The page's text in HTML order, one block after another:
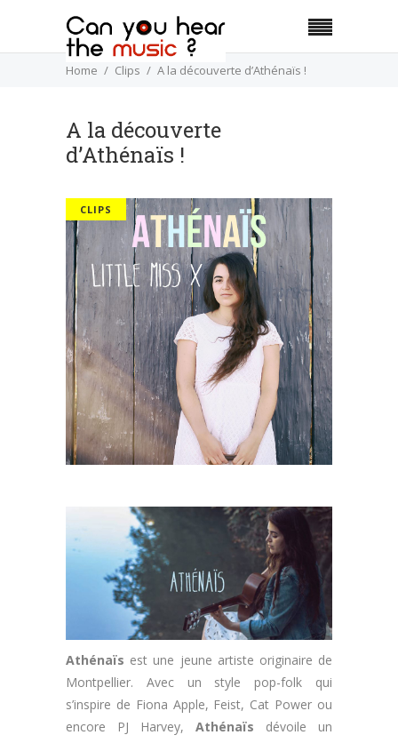
Home Clips A la découverte d’Athénaïs !
A la découverte
d’Athénaïs !
CLIPS
Athénaïs est une jeune artiste originaire de
Montpellier. Avec un style pop-folk qui
s’inspire de Fiona Apple, Feist, Cat Power ou
encore PJ Harvey, Athénaïs dévoile un